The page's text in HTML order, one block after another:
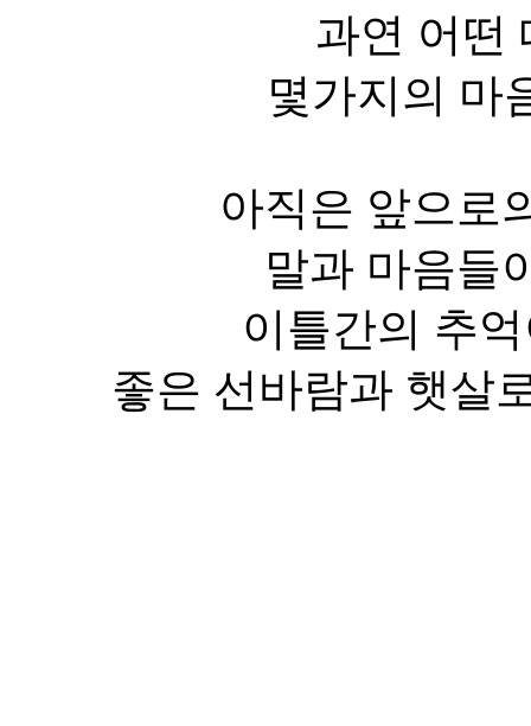
과연 어떤
몇가지의 마
아직은 앞으로
말과 마음들
이틀간의 추
좋은 선바람과 햇살